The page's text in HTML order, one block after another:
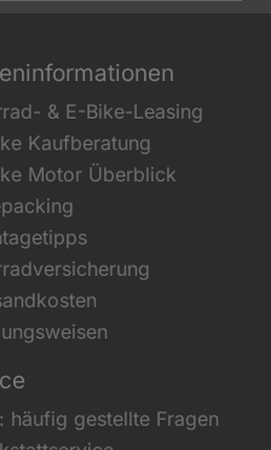
& E-Bike-Leasing
Kaufberatung
Motor Überblick
häufig gestellte Fragen